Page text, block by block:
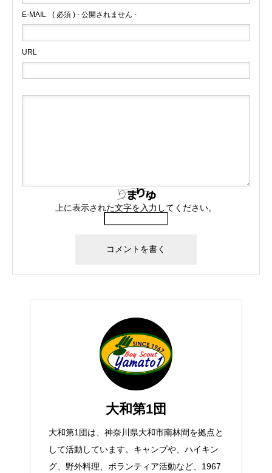
E-MAIL ( 必須 ) - 公開されません -
URL
上に表示された文字を入力してください。
大和第1団
大和第1団は、神奈川県大和市南林間を拠点と
して活動しています。キャンプや、ハイキン
グ、野外料理、ボランティア活動など、1967